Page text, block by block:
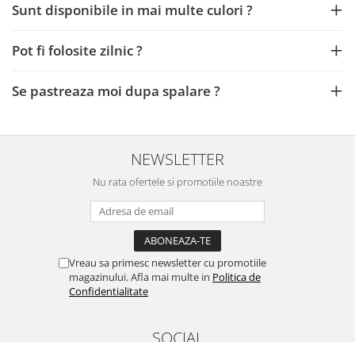
Sunt disponibile in mai multe culori ?
Pot fi folosite zilnic ?
Se pastreaza moi dupa spalare ?
NEWSLETTER
Nu rata ofertele si promotiile noastre
Vreau sa primesc newsletter cu promotiile
magazinului. Afla mai multe in Politica de
Confidentialitate
SOCIAL